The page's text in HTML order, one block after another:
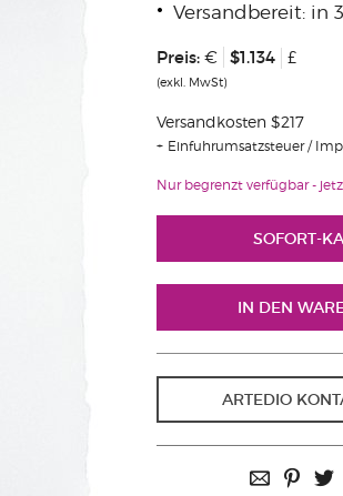
Versandbereit: in
Preis: € $1.134 £
(exkl. MwSt)
Versandkosten $217
Einfuhrumsatzsteuer /
Nur begrenzt verfügbar -
ARTEDIO